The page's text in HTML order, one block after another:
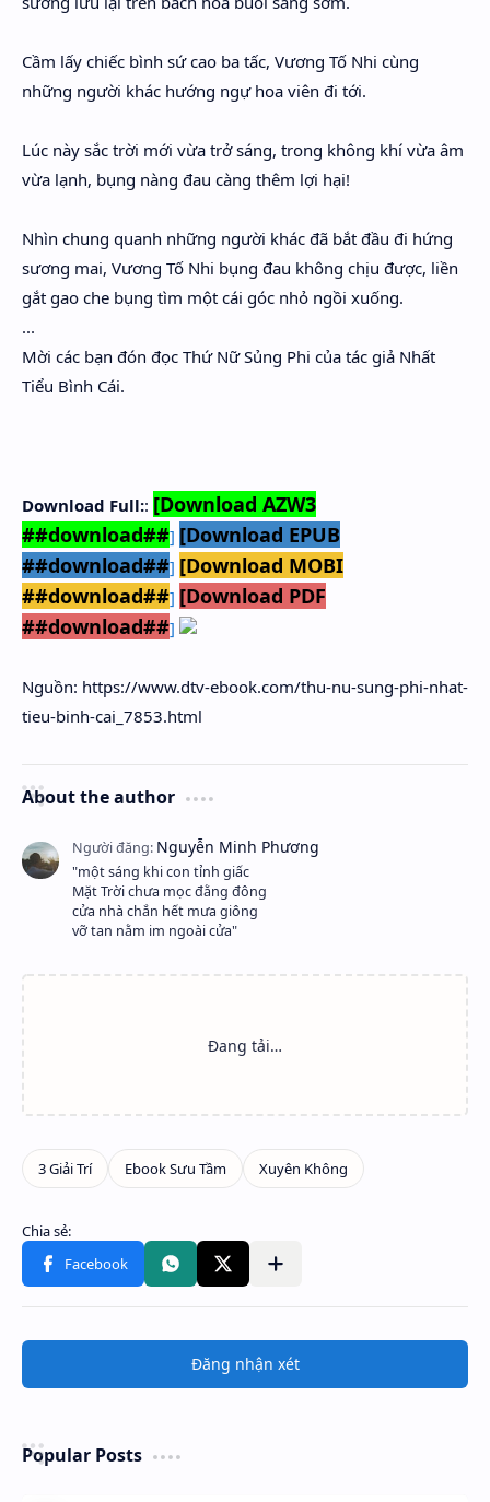
Cầm lấy chiếc bình sứ cao ba tấc, Vương Tố Nhi cùng
những người khác hướng ngự hoa viên đi tới.
Lúc này sắc trời mới vừa trở sáng, trong không khí vừa âm
vừa lạnh, bụng nàng đau càng thêm lợi hại!
Nhìn chung quanh những người khác đã bắt đầu đi hứng
sương mai, Vương Tố Nhi bụng đau không chịu được, liền
gắt gao che bụng tìm một cái góc nhỏ ngồi xuống.
...
Mời các bạn đón đọc Thứ Nữ Sủng Phi của tác giả Nhất
Tiểu Bình Cái.
Download Full:: [Download AZW3
##download##] [Download EPUB
##download##] [Download MOBI
##download##] [Download PDF
##download##]
Nguồn: https://www.dtv-ebook.com/thu-nu-sung-phi-nhat-
tieu-binh-cai_7853.html
About the author
"một sáng khi con tỉnh giấc
Mặt Trời chưa mọc đằng đông
cửa nhà chắn hết mưa giông
vỡ tan nằm im ngoài cửa"
Đăng nhận xét
Popular Posts